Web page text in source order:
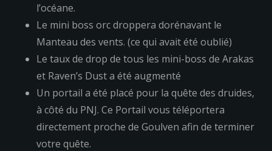
l’océane.
Le mini boss orc droppera dorénavant le
Manteau des vents. (ce qui avait été oublié)
Le taux de drop de tous les mini-boss de Arakas
et Raven’s Dust a été augmenté
Un portail a été placé pour la quête des druides,
à côté du PNJ. Ce Portail vous téléportera
directement proche de Goulven afin de terminer
votre quête.